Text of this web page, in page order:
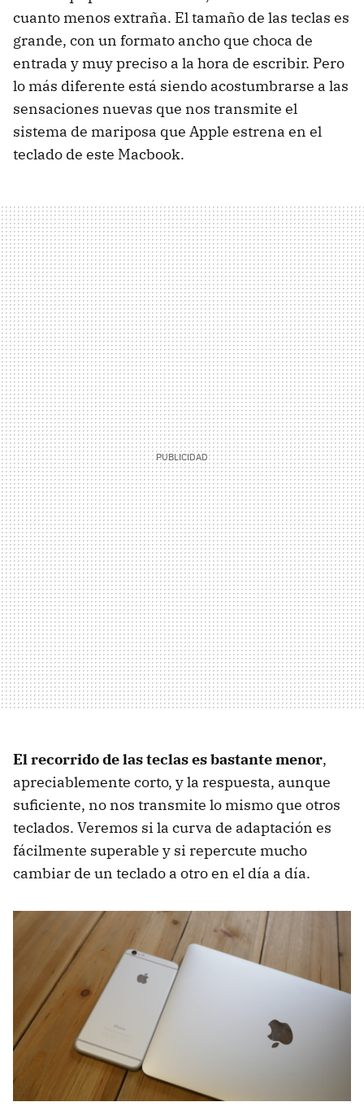
cuanto menos extraña. El tamaño de las teclas es
grande, con un formato ancho que choca de
entrada y muy preciso a la hora de escribir. Pero
lo más diferente está siendo acostumbrarse a las
sensaciones nuevas que nos transmite el
sistema de mariposa que Apple estrena en el
teclado de este Macbook.
El recorrido de las teclas es bastante menor,
apreciablemente corto, y la respuesta, aunque
suficiente, no nos transmite lo mismo que otros
teclados. Veremos si la curva de adaptación es
fácilmente superable y si repercute mucho
cambiar de un teclado a otro en el día a día.